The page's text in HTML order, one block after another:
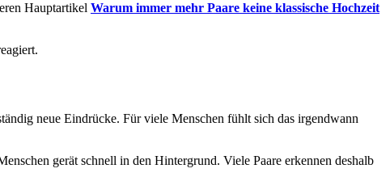
Hauptartikel Warum immer mehr Paare keine klassische Hochzeit
neue Eindrücke. Für viele Menschen fühlt sich das irgendwann
gerät schnell in den Hintergrund. Viele Paare erkennen deshalb